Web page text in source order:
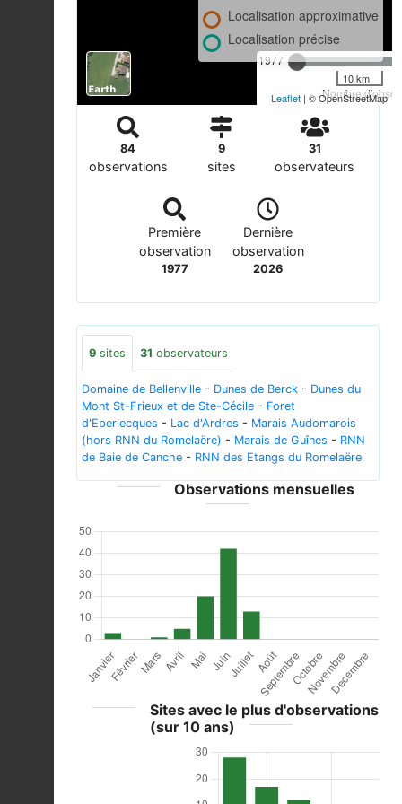
1977
Nombre
Localisation approximative
Localisation précise
10 km
Leaflet | © OpenStreetMap
84
observations
9
sites
31
observateurs
Première
observation
1977
Dernière
observation
2026
9 sites 31 observateurs
Domaine de Bellenville - Dunes de Berck - Dunes du
Mont St-Frieux et de Ste-Cécile - Foret
d'Eperlecques - Lac d'Ardres - Marais Audomarois
(hors RNN du Romelaëre) - Marais de Guînes - RNN
de Baie de Canche - RNN des Etangs du Romelaëre
Observations mensuelles
Sites avec le plus d'observations
(sur 10 ans)